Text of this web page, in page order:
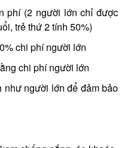
phí (2 người lớn chỉ được
trẻ thứ 2 tính 50%)
chi phí người lớn
chi phí người lớn
như người lớn để đảm bảo